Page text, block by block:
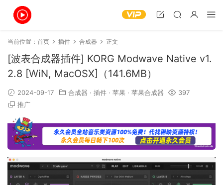
当前位置： 首页 插件 合成器 正文
[波表合成器插件] KORG Modwave Native v1.
2.8 [WiN, MacOSX]（141.6MB）
2024-09-17 合成器 · 插件 · 苹果 · 苹果合成器
397
推广